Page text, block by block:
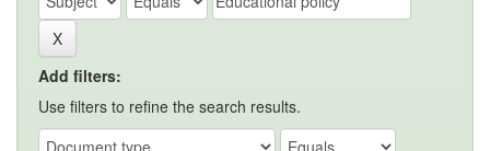
Add filters:
Use filters to refine the search results.